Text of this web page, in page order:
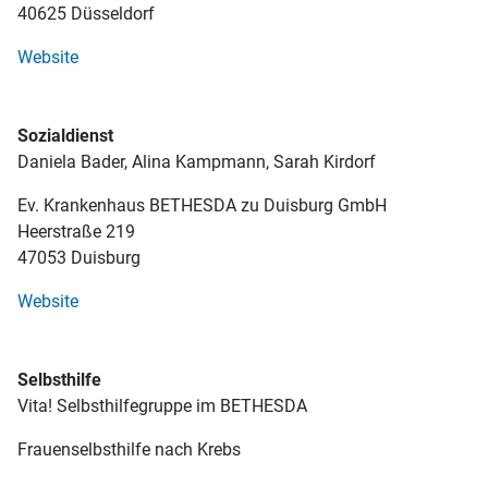
40625 Düsseldorf
Website
Sozialdienst
Daniela Bader, Alina Kampmann, Sarah Kirdorf
Ev. Krankenhaus BETHESDA zu Duisburg GmbH
Heerstraße 219
47053 Duisburg
Website
Selbsthilfe
Vita! Selbsthilfegruppe im BETHESDA
Frauenselbsthilfe nach Krebs